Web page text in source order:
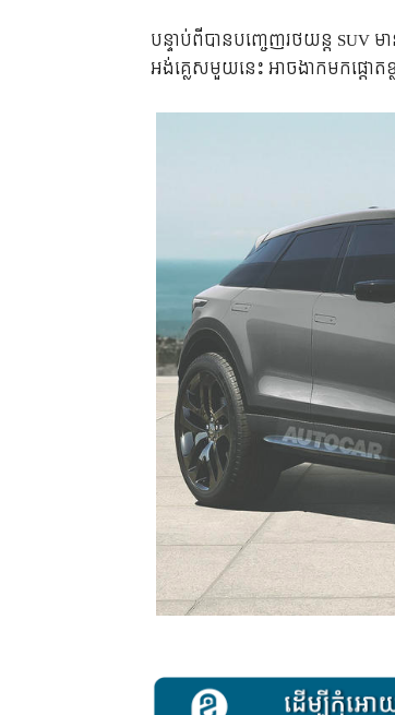
បន្ទាប់ពីបានបញ្ចេញរថយន្ត SUV ម
អង់គ្លេសមួយនេះ អាចងាកមកផ្តោត